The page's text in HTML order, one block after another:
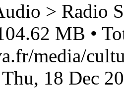
> Radio
MB •
media/
Thu, 18 Dec